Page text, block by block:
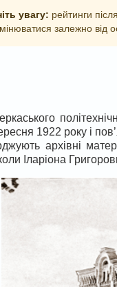
увагу: рейтинги
залежно від
1922 року і
архівні
Іларіона